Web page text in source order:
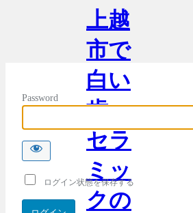
上越
市で
白い
歯・
セラ
ミッ
クの
Password
ログイン状態を保存する